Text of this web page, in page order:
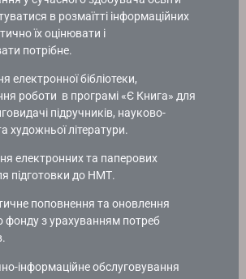
в розмаїтті інформаційних
їх оцінювати і
потрібне.
електронної бібліотеки,
роботи в програмі «Є Книга» для
підручників, науково-
художньої літератури.
електронних та паперових
підготовки до НМТ.
поповнення та оновлення
фонду з урахуванням потреб
інформаційне обслуговування